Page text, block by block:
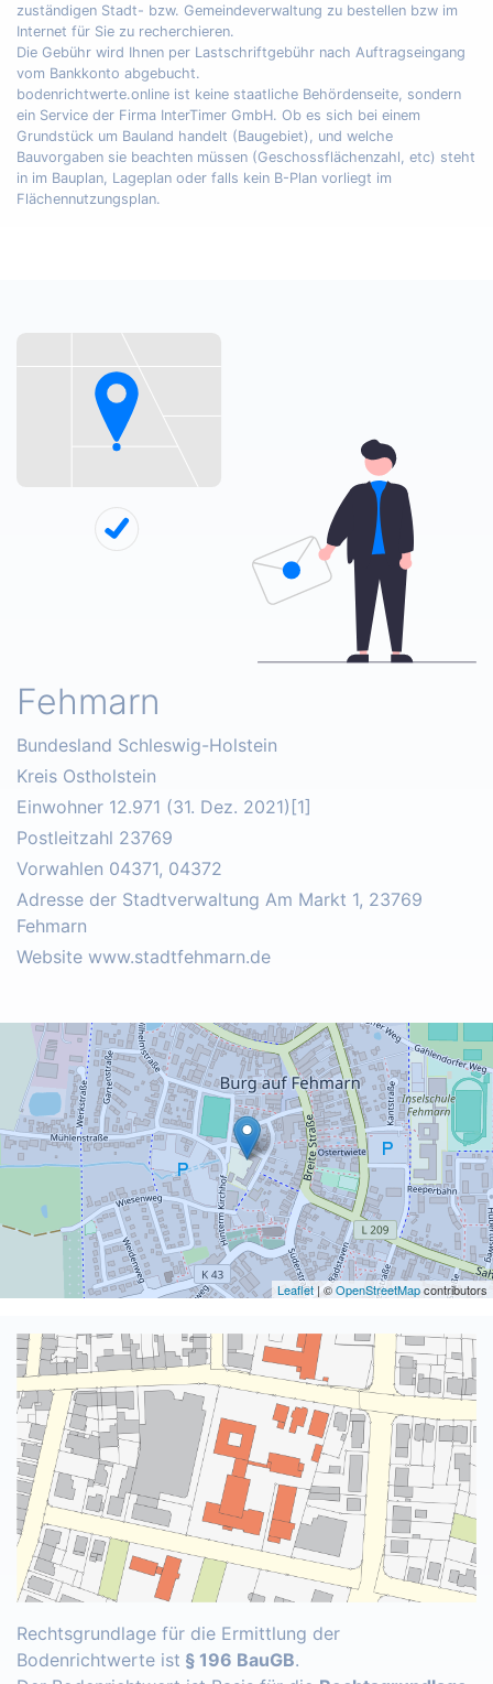
zuständigen Stadt- bzw. Gemeindeverwaltung zu bestellen bzw im
Internet für Sie zu recherchieren.
Die Gebühr wird Ihnen per Lastschriftgebühr nach Auftragseingang
vom Bankkonto abgebucht.
bodenrichtwerte.online ist keine staatliche Behördenseite, sondern
ein Service der Firma InterTimer GmbH. Ob es sich bei einem
Grundstück um Bauland handelt (Baugebiet), und welche
Bauvorgaben sie beachten müssen (Geschossflächenzahl, etc) steht
in im Bauplan, Lageplan oder falls kein B-Plan vorliegt im
Flächennutzungsplan.
Fehmarn
Bundesland Schleswig-Holstein
Kreis Ostholstein
Einwohner 12.971 (31. Dez. 2021)[1]
Postleitzahl 23769
Vorwahlen 04371, 04372
Adresse der Stadtverwaltung Am Markt 1, 23769
Fehmarn
Website www.stadtfehmarn.de
Leaflet | ©OpenStreetMapcontributors
Rechtsgrundlage für die Ermittlung der
Bodenrichtwerte ist § 196 BauGB.